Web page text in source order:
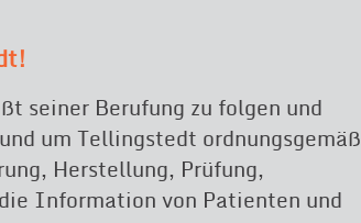
seiner Berufung zu folgen und
um Tellingstedt ordnungsgemäß
Herstellung, Prüfung,
Information von Patienten und